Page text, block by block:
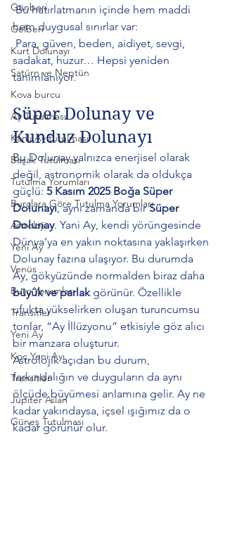
Günberi
Gelberi
Kurt Dolunayı
Satürn ve Neptün
Kova burcu
Ay Tutulması
Kanlı Ay tutulması
Başak Tutulması
Tutulma Yorumları
Burçlara Göre Tutulma Yorumları
Astroloji
Yeni Ay
Venüs
Burç Yorumları
Transitler
Yeni Ay
Koç Yeni Ayı
Transitler
Jüpiter Aslan
Güneş Tutulması
Bu hatırlatmanın içinde hem maddi
hem duygusal sınırlar var:
sadakat, huzur… Hepsi yeniden
tanımlanıyor.
Süper Dolunay ve
Kunduz Dolunayı
Bu Dolunay yalnızca enerjisel olarak
değil, astronomik olarak da oldukça
güçlü: 5 Kasım 2025 Boğa Süper
Dolunayı, aynı zamanda bir Süper
Dolunay. Yani Ay, kendi yörüngesinde
Dünya’ya en yakın noktasına yaklaşırken
Dolunay fazına ulaşıyor. Bu durumda
Ay, gökyüzünde normalden biraz daha
büyük ve parlak görünür. Özellikle
ufukta yükselirken oluşan turuncumsu
tonlar, “Ay İllüzyonu” etkisiyle göz alıcı
bir manzara oluşturur.
Astrolojik açıdan bu durum,
farkındalığın ve duyguların da aynı
ölçüde büyümesi anlamına gelir. Ay ne
kadar yakındaysa, içsel ışığımız da o
kadar görünür olur.